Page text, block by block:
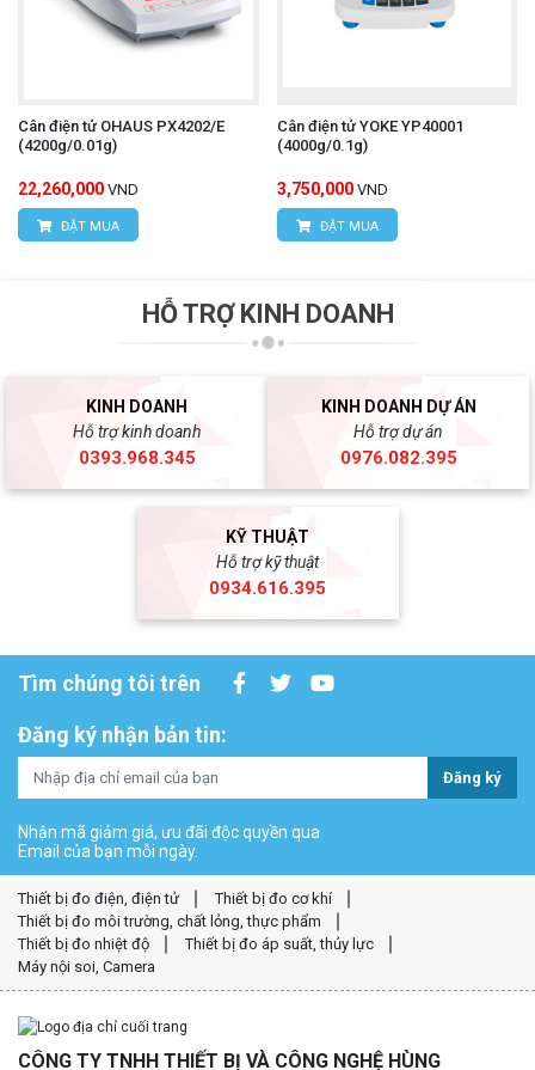
Cân điện tử OHAUS PX4202/E
(4200g/0.01g)
22,260,000 VND
ĐẶT MUA
Cân điện tử YOKE YP40001
(4000g/0.1g)
3,750,000 VND
ĐẶT MUA
HỖ TRỢ KINH DOANH
KINH DOANH
Hỗ trợ kinh doanh
0393.968.345
KINH DOANH DỰ ÁN
Hỗ trợ dự án
0976.082.395
KỸ THUẬT
Hỗ trợ kỹ thuật
0934.616.395
Tìm chúng tôi trên
Đăng ký nhận bản tin:
Đăng ký
Nhận mã giảm giá, ưu đãi độc quyền qua
Email của bạn mỗi ngày.
Thiết bị đo điện, điện tử
Thiết bị đo cơ khí
Thiết bị đo môi trường, chất lỏng, thực phẩm
Thiết bị đo nhiệt độ
Thiết bị đo áp suất, thủy lực
Máy nội soi, Camera
CÔNG TY TNHH THIẾT BỊ VÀ CÔNG NGHỆ HÙNG